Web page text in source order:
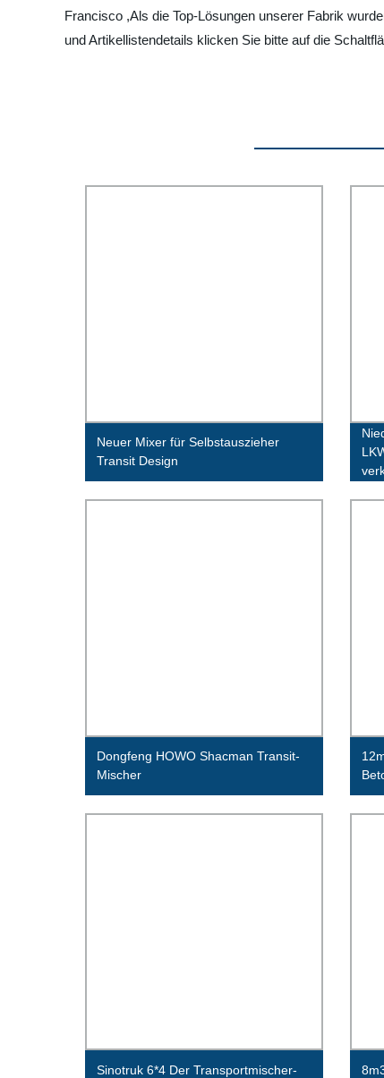
Francisco ,Als die Top-Lösungen unserer Fabrik
und Artikellistendetails klicken Sie bitte auf die
Neuer Mixer für Selbstauszieher
Transit Design
Dongfeng HOWO Shacman Transit-
Mischer
Sinotruk 6*4 Der Transportmischer-